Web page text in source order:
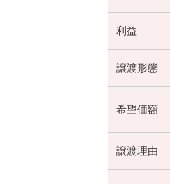
利益
譲渡形態
希望価額
譲渡理由